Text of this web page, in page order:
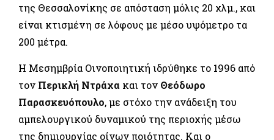
της Θεσσαλονίκης σε απόσταση μόλις 20 χλμ., και
είναι κτισμένη σε λόφους με μέσο υψόμετρο τα
200 μέτρα.
Η Μεσημβρία Οινοποιητική ιδρύθηκε το 1996 από
τον Περικλή Ντράχα και τον Θεόδωρο
Παρασκευόπουλο, με στόχο την ανάδειξη του
αμπελουργικού δυναμικού της περιοχής μέσω
της δημιουργίας οίνων ποιότητας. Και ο